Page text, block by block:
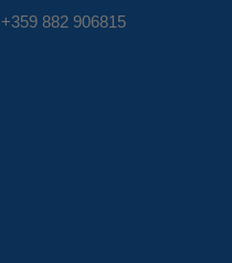
+359 882 906815